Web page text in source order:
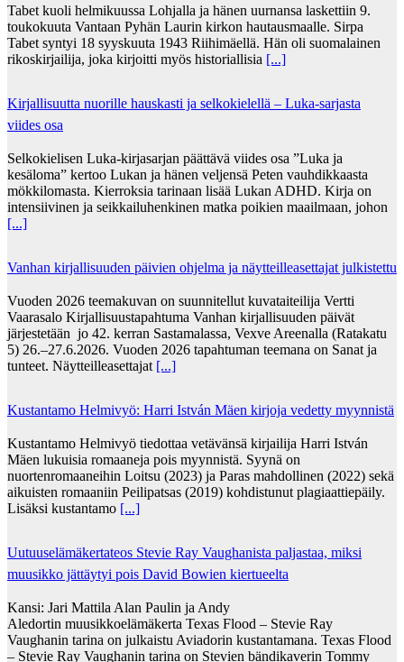
Tabet kuoli helmikuussa Lohjalla ja hänen uurnansa laskettiin 9.
toukokuuta Vantaan Pyhän Laurin kirkon hautausmaalle. Sirpa
Tabet syntyi 18 syyskuuta 1943 Riihimäellä. Hän oli suomalainen
rikoskirjailija, joka kirjoitti myös historiallisia [...]
Kirjallisuutta nuorille hauskasti ja selkokielellä – Luka-sarjasta
viides osa
Selkokielisen Luka-kirjasarjan päättävä viides osa ”Luka ja
kesäloma” kertoo Lukan ja hänen veljensä Peten vauhdikkaasta
mökkilomasta. Kierroksia tarinaan lisää Lukan ADHD. Kirja on
intensiivinen ja seikkailuhenkinen matka poikien maailmaan, johon
[...]
Vanhan kirjallisuuden päivien ohjelma ja näytteilleasettajat julkistettu
Vuoden 2026 teemakuvan on suunnitellut kuvataiteilija Vertti
Vaarasalo Kirjallisuustapahtuma Vanhan kirjallisuuden päivät
järjestetään jo 42. kerran Sastamalassa, Vexve Areenalla (Ratakatu
5) 26.–27.6.2026. Vuoden 2026 tapahtuman teemana on Sanat ja
tunteet. Näytteilleasettajat [...]
Kustantamo Helmivyö: Harri István Mäen kirjoja vedetty myynnistä
Kustantamo Helmivyö tiedottaa vetävänsä kirjailija Harri István
Mäen lukuisia romaaneja pois myynnistä. Syynä on
nuortenromaaneihin Loitsu (2023) ja Paras mahdollinen (2022) sekä
aikuisten romaaniin Peilipatsas (2019) kohdistunut plagiaattiepäily.
Lisäksi kustantamo [...]
Uutuuselämäkertateos Stevie Ray Vaughanista paljastaa, miksi
muusikko jättäytyi pois David Bowien kiertueelta
Kansi: Jari Mattila Alan Paulin ja Andy
Aledortin muusikkoelämäkerta Texas Flood – Stevie Ray
Vaughanin tarina on julkaistu Aviadorin kustantamana. Texas Flood
– Stevie Ray Vaughanin tarina on Stevien bändikaverin Tommy